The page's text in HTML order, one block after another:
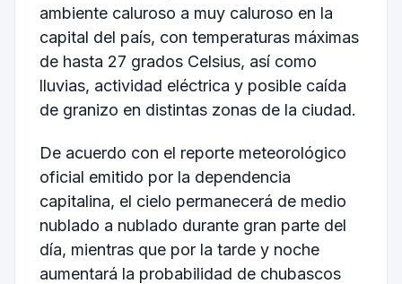
ambiente caluroso a muy caluroso en la
capital del país, con temperaturas máximas
de hasta 27 grados Celsius, así como
lluvias, actividad eléctrica y posible caída
de granizo en distintas zonas de la ciudad.
De acuerdo con el reporte meteorológico
oficial emitido por la dependencia
capitalina, el cielo permanecerá de medio
nublado a nublado durante gran parte del
día, mientras que por la tarde y noche
aumentará la probabilidad de chubascos